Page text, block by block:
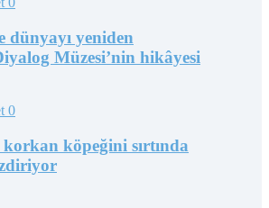
dünyayı yeniden
Müzesi’nin hikâyesi
0
köpeğini sırtında